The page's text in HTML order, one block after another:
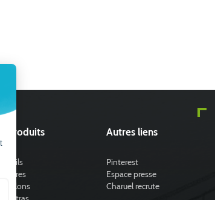
produits
Portails
Clôtures
Portillons
Claustras
Autres liens
Pinterest
Espace presse
Charuel recrute